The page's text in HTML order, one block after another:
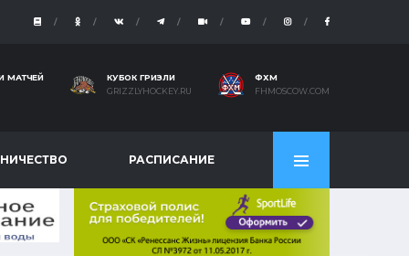
МАТЧЕЙ
КУБОК ГРИЗЛИ
GRIZZLYHOCKEY.RU
ФХМ
FHMOSCOW.COM
РАСПИСАНИЕ